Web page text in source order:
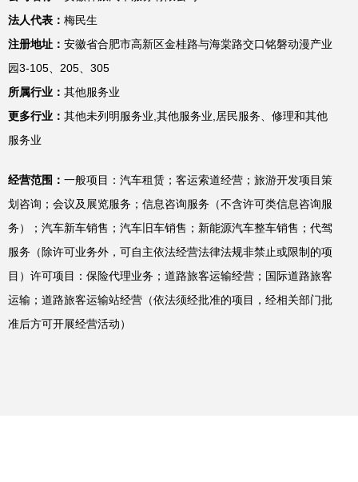
法人代表： 梅民生
注册地址： 安徽省合肥市高新区金桂路与海棠路交口铭磐动漫产业
园3-105、205、305
所属行业： 其他服务业
更多行业： 其他未列明服务业,其他服务业,居民服务、修理和其他
服务业
经营范围： 一般项目：汽车租赁；客运索道经营；旅游开发项目策
划咨询；会议及展览服务；信息咨询服务（不含许可类信息咨询服
务）；汽车新车销售；汽车旧车销售；新能源汽车整车销售；代驾
服务（除许可业务外，可自主依法经营法律法规非禁止或限制的项
目）许可项目：保险代理业务；道路旅客运输经营；国际道路旅客
运输；道路旅客运输站经营（依法须经批准的项目，经相关部门批
准后方可开展经营活动）